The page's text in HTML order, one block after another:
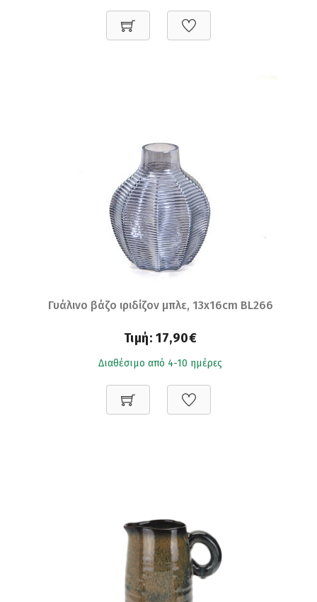
Γυάλινο βάζο ιριδίζον μπλε, 13x16cm BL266
Τιμή: 17,90€
Διαθέσιμο από 4-10 ημέρες